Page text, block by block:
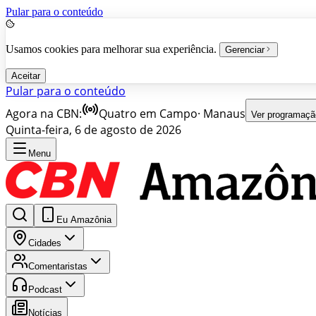
Pular para o conteúdo
Usamos cookies para melhorar sua experiência. Gerenciar
Aceitar
Pular para o conteúdo
Agora na CBN:
Quatro em Campo· Manaus Ver
Quinta-feira, 6 de agosto de 2026
Menu
Eu Amazônia
Cidades
Comentaristas
Podcast
Notícias